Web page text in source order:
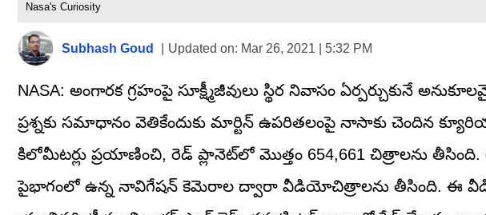
Nasa's Curiosity
Subhash Goud Updated on: Mar 26, 2021 | 5:32 PM
NASA: అంగారక గ్రహంపై సూక్ష్మీజీవులు స్థిర నివాసం ఏర్పర్చుకునే
ప్రశ్నకు సమాధానం వెతికేందుకు మార్టిన్‌ ఉపరితలంపై నాసాకు చెందిన
కిలోమీటర్లు ప్రయాణించి, రెడ్‌ ప్లానెట్‌లో మొత్తం 654,661 చిత్రాలను
పైభాగంలో ఉన్న నావిగేషన్‌ కెమెరాల ద్వారా వీడియోచిత్రాలను తీసింది. ఈ